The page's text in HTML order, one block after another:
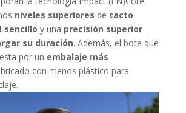
niveles superiores de tacto
sencillo y una precisión superior
su duración. Además, el bote que
por un embalaje más
con menos plástico para